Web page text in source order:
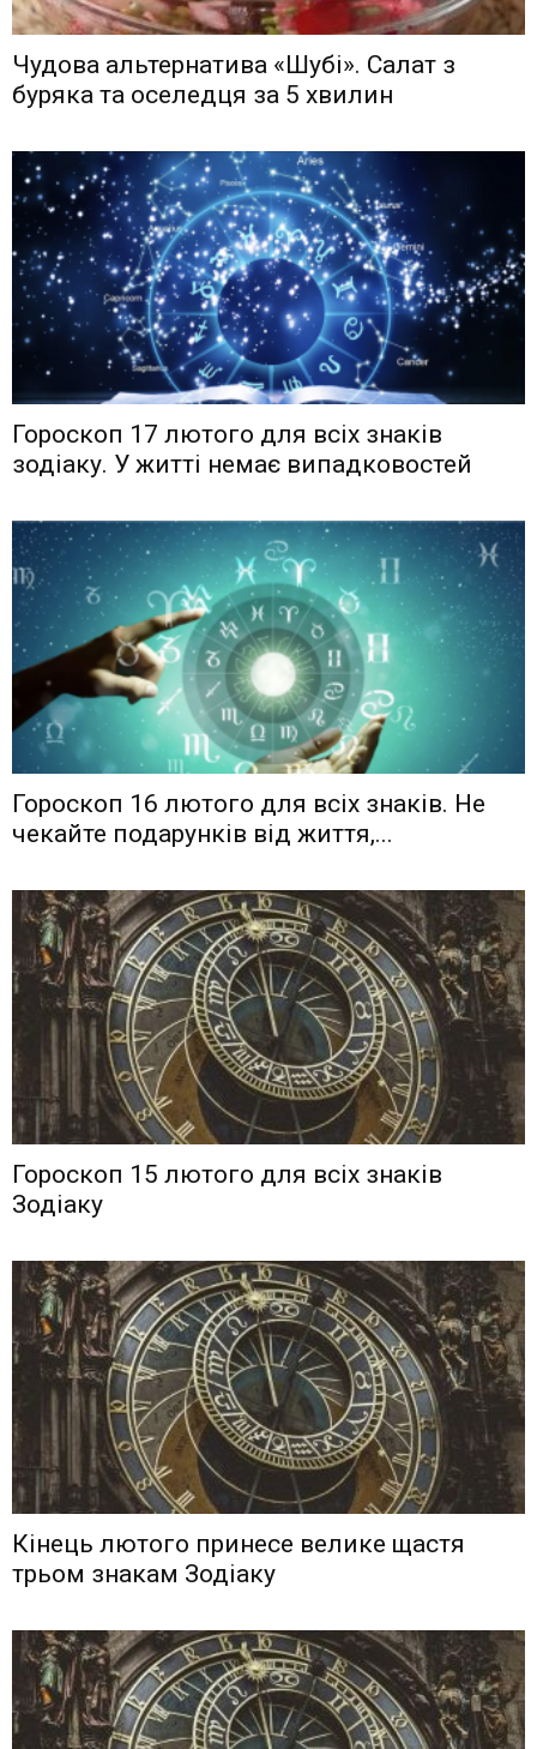
Чудова альтернатива «Шубі». Салат з
буряка та оселедця за 5 хвилин
Гороскоп 17 лютого для всіх знаків
зодіаку. У житті немає випадковостей
Гороскоп 16 лютого для всіх знаків. Не
чекайте подарунків від життя,...
Гороскоп 15 лютого для всіх знаків
Зодіаку
Кінець лютого принесе велике щастя
трьом знакам Зодіаку